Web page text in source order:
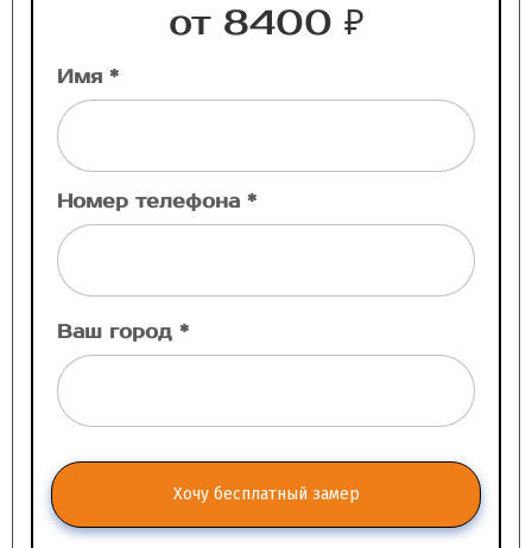
от 8400 ₽
Имя *
Номер телефона *
Ваш город *
Хочу бесплатный замер